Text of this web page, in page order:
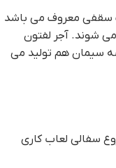
سقفی معروف می باشد
می شوند. آجر لفتون
سیمان هم تولید می
سفالی لعاب کاری